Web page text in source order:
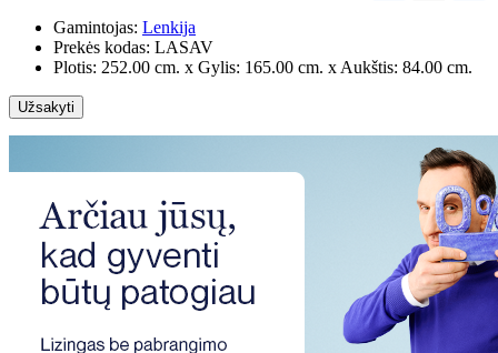
Gamintojas: Lenkija
Prekės kodas: LASAV
Plotis: 252.00 cm. x Gylis: 165.00 cm. x Aukštis: 84.00 cm.
Užsakyti